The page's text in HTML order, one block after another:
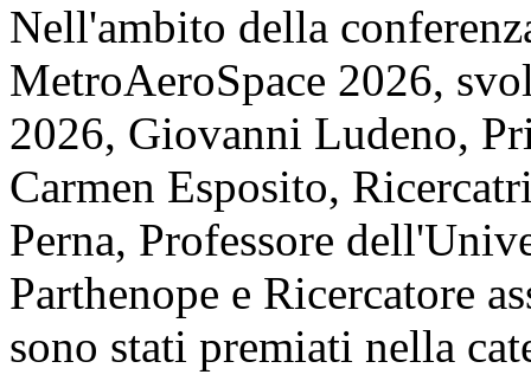
Nell'ambito della
MetroAeroSpace 2026,
2026, Giovanni Ludeno,
Carmen Esposito,
Perna, Professore
Parthenope e Ricercatore
sono stati premiati nella